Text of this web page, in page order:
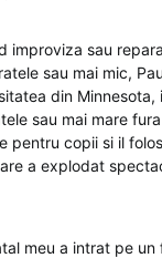
improviza sau
sau mai mic,
din Minnesota,
sau mai mare
pentru copii si il
a explodat
meu a intrat pe